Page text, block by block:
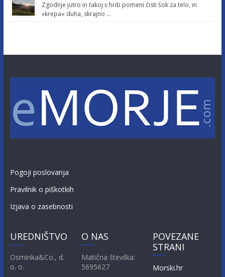
Zgodnje jutro in takoj v hrib pomeni čisti šok za telo, in
»krepa« duha, skrajno …
Pogoji poslovanja
Pravilnik o piškotkih
Izjava o zasebnosti
UREDNIŠTVO
Osminka&Co., d.
o. o.
O NAS
Matična številka:
5695627
POVEZANE
STRANI
Morski.hr